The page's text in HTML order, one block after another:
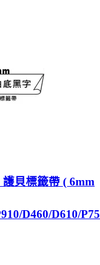
貝標籤帶 ( 6mm
D460/D610/